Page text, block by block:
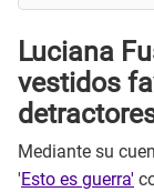
Luciana
vestidos
Mediante su
'Esto es guerra'